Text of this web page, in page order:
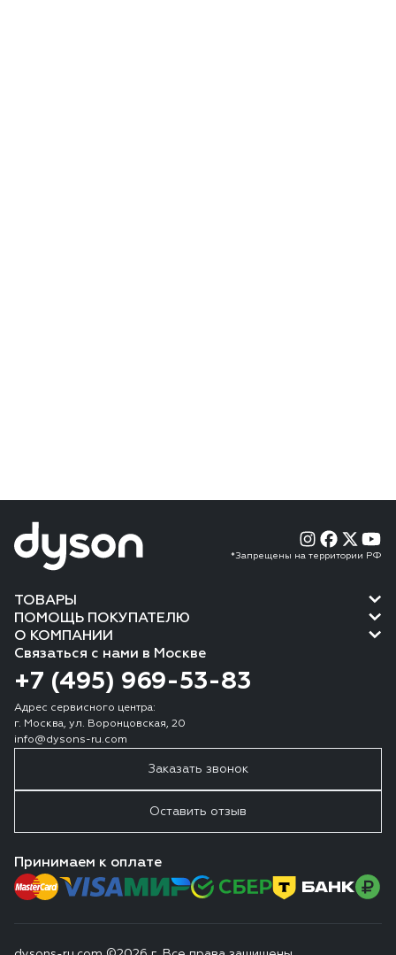
*Запрещены на территории РФ
ТОВАРЫ
ПОМОЩЬ ПОКУПАТЕЛЮ
О КОМПАНИИ
Связаться с нами в Москве
+7 (495) 969-53-83
Адрес сервисного центра:
г. Москва, ул. Воронцовская, 20
info@dysons-ru.com
Заказать звонок
Оставить отзыв
Принимаем к оплате